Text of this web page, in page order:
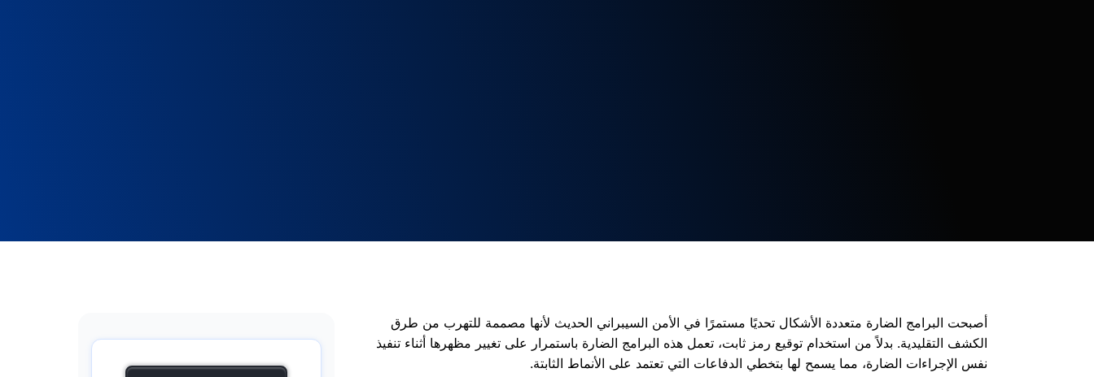
أصبحت البرامج الضارة متعددة الأشكال تحديًا مستمرًا في الأمن السيبراني الحديث لأنها مصممة للتهرب من طرق
الكشف التقليدية. بدلاً من استخدام توقيع رمز ثابت، تعمل هذه البرامج الضارة باستمرار على تغيير مظهرها أثناء تنفيذ
نفس الإجراءات الضارة، مما يسمح لها بتخطي الدفاعات التي تعتمد على الأنماط الثابتة.